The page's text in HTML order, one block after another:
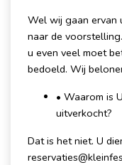
Wel wij gaan ervan
naar de
u even veel moet
bedoeld. Wij
• Waarom is
uitverkocht?
Dat is het niet. U